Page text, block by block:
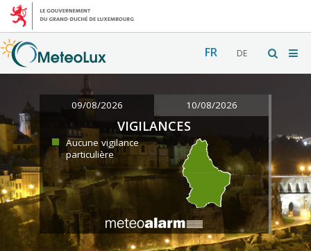
FR DE
09/08/2026 10/08/2026
VIGILANCES
Aucune vigilance
particulière